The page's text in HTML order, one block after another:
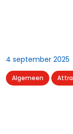
4 september 2025
Algemeen